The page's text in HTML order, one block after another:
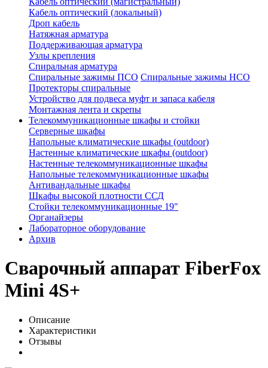
Кабель оптический (локальный)
Дроп кабель
Натяжная арматура
Поддерживающая арматура
Узлы крепления
Спиральная арматура
Спиральные зажимы ПСО Спиральные зажимы НСО
Протекторы спиральные
Устройство для подвеса муфт и запаса кабеля
Монтажная лента и скрепы
Телекоммуникационные шкафы и стойки
Серверные шкафы
Напольные климатические шкафы (outdoor)
Настенные климатические шкафы (outdoor)
Настенные телекоммуникационные шкафы
Напольные телекоммуникационные шкафы
Антивандальные шкафы
Шкафы высокой плотности ССД
Стойки телекоммуникационные 19"
Органайзеры
Лабораторное оборудование
Архив
Сварочный аппарат FiberFox
Mini 4S+
Описание
Характеристики
Отзывы